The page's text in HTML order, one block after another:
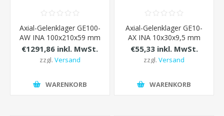
Axial-Gelenklager GE100-
AW INA 100x210x59 mm
€1291,86 inkl. MwSt.
zzgl. Versand
WARENKORB
Axial-Gelenklager GE10-
AX INA 10x30x9,5 mm
€55,33 inkl. MwSt.
zzgl.Versand
WARENKORB